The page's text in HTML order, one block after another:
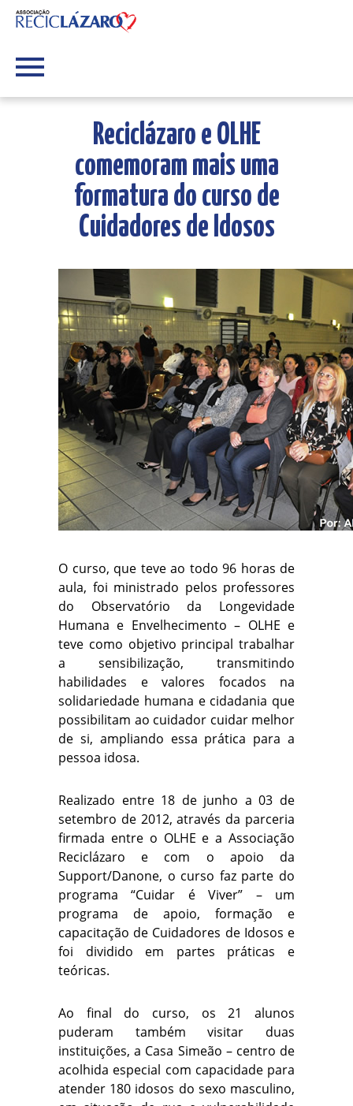
Reciclázaro e OLHE
comemoram mais uma
formatura do curso de
Cuidadores de Idosos
O curso, que teve ao todo 96 horas de
aula, foi ministrado pelos professores
do Observatório da Longevidade
Humana e Envelhecimento – OLHE e
teve como objetivo principal trabalhar
a sensibilização, transmitindo
habilidades e valores focados na
solidariedade humana e cidadania que
possibilitam ao cuidador cuidar melhor
de si, ampliando essa prática para a
pessoa idosa.
Realizado entre 18 de junho a 03 de
setembro de 2012, através da parceria
firmada entre o OLHE e a Associação
Reciclázaro e com o apoio da
Support/Danone, o curso faz parte do
programa “Cuidar é Viver” – um
programa de apoio, formação e
capacitação de Cuidadores de Idosos e
foi dividido em partes práticas e
teóricas.
Ao final do curso, os 21 alunos
puderam também visitar duas
instituições, a Casa Simeão – centro de
acolhida especial com capacidade para
atender 180 idosos do sexo masculino,